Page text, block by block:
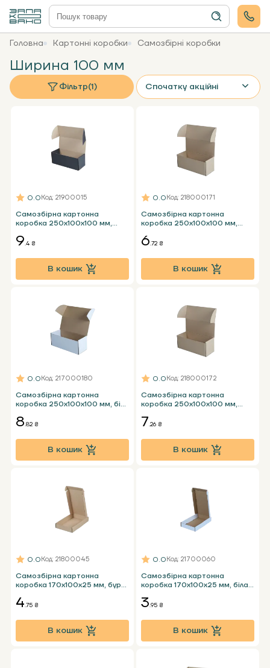
Головна Картонні коробки Самозбірні коробки
Ширина 100 мм
Фільтр(1) Спочатку акційні
Самозбірна картонна
коробка 250х100х100 мм,
0.0Код: 21900015
9.4 ₴
В кошик
Самозбірна картонна
коробка 250х100х100 мм,
0.0Код: 218000171
6.72 ₴
В кошик
Самозбірна картонна
коробка 250х100х100 мм, біла
0.0Код: 217000180
8.82 ₴
В кошик
Самозбірна картонна
коробка 250x100x100 мм,
0.0Код: 218000172
7.26 ₴
В кошик
Самозбірна картонна
коробка 170х100х25 мм, бура
0.0Код: 21800045
4.75 ₴
В кошик
Самозбірна картонна
коробка 170х100х25 мм, біла
0.0Код: 21700060
3.95 ₴
В кошик